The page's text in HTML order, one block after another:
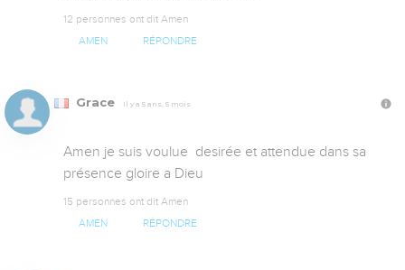
12 personnes ont dit Amen
AMEN RÉPONDRE
Grace Il y a 5 ans, 5 mois
Amen je suis voulue  desirée et attendue dans sa
présence gloire a Dieu
15 personnes ont dit Amen
AMEN RÉPONDRE